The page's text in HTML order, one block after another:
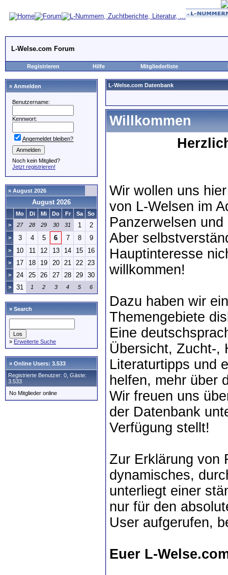
L-Welse.com Forum
Registrieren Hilfe Mitgliederliste
» Anmelden
Benutzername:
Kennwort:
Angemeldet bleiben?
Noch kein Mitglied?
Jetzt registrieren!
» August 2026
August 2026
Mo Di Mi Do Fr Sa
So
>
27 28 29 30 31 1 2
> 3 4 5 6 7 8 9
> 10 11 12 13 14 15 16
> 17 18 19 20 21 22 23
> 24 25 26 27 28 29 30
> 31 1 2 3 4 5 6
» Search
» Erweiterte Suche
» Online Users: 3.533
Registrierte Benutzer: 0, Gäste:
3.533
No Mitglieder online
L-Welse.com Datenbank
Willkommen
Wir wollen uns
von L-Welsen im
Panzerwelsen
Aber
Hauptinteresse
willkommen!
Dazu haben wir
Themengebiete
Eine
Übersicht, Zucht-,
Literaturtipps und
helfen, mehr über
Wir freuen uns
der Datenbank
Verfügung stellt!
Zur Erklärung von
dynamisches,
unterliegt einer
nur für den
User aufgerufen,
Euer L-